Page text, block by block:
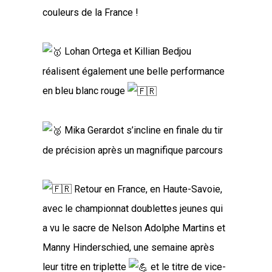
couleurs de la France !
Lohan Ortega et Killian Bedjou
réalisent également une belle performance
en bleu blanc rouge
Mika Gerardot s’incline en finale du tir
de précision après un magnifique parcours
Retour en France, en Haute-Savoie,
avec le championnat doublettes jeunes qui
a vu le sacre de Nelson Adolphe Martins et
Manny Hinderschied, une semaine après
leur titre en triplette
et le titre de vice-